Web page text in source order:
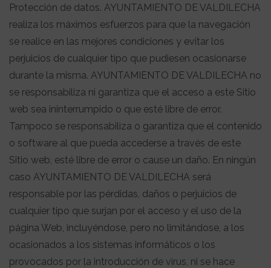
Protección de datos. AYUNTAMIENTO DE VALDILECHA
realiza los máximos esfuerzos para que la navegación
se realice en las mejores condiciones y evitar los
perjuicios de cualquier tipo que pudiesen ocasionarse
durante la misma. AYUNTAMIENTO DE VALDILECHA no
se responsabiliza ni garantiza que el acceso a este Sitio
web sea ininterrumpido o que esté libre de error.
Tampoco se responsabiliza o garantiza que el contenido
o software al que pueda accederse a través de este
Sitio web, esté libre de error o cause un daño. En ningún
caso AYUNTAMIENTO DE VALDILECHA será
responsable por las pérdidas, daños o perjuicios de
cualquier tipo que surjan por el acceso y el uso de la
página Web, incluyéndose, pero no limitándose, a los
ocasionados a los sistemas informáticos o los
provocados por la introducción de virus, ni se hace